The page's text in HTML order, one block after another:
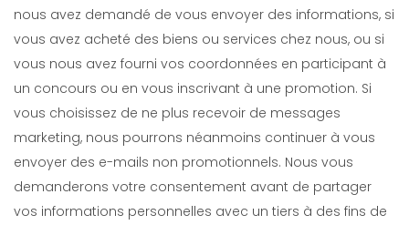
nous avez demandé de vous envoyer des informations, si
vous avez acheté des biens ou services chez nous, ou si
vous nous avez fourni vos coordonnées en participant à
un concours ou en vous inscrivant à une promotion. Si
vous choisissez de ne plus recevoir de messages
marketing, nous pourrons néanmoins continuer à vous
envoyer des e-mails non promotionnels. Nous vous
demanderons votre consentement avant de partager
vos informations personnelles avec un tiers à des fins de